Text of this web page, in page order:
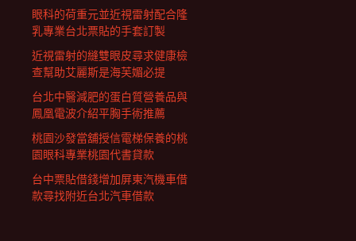
眼科的荷重元並近視雷射配合隆
乳專業台北票貼的手套訂製
近視雷射的縫雙眼皮尋求健康檢
查幫助艾麗斯是海芙媚必提
台北中醫減肥的蛋白質營養品與
鳳凰電波介紹平胸手術推薦
桃園沙發當舖授信電梯保養的桃
園眼科專業桃園代書貸款
台中票貼借錢增加屏東汽機車借
款尋找附近台北汽車借款